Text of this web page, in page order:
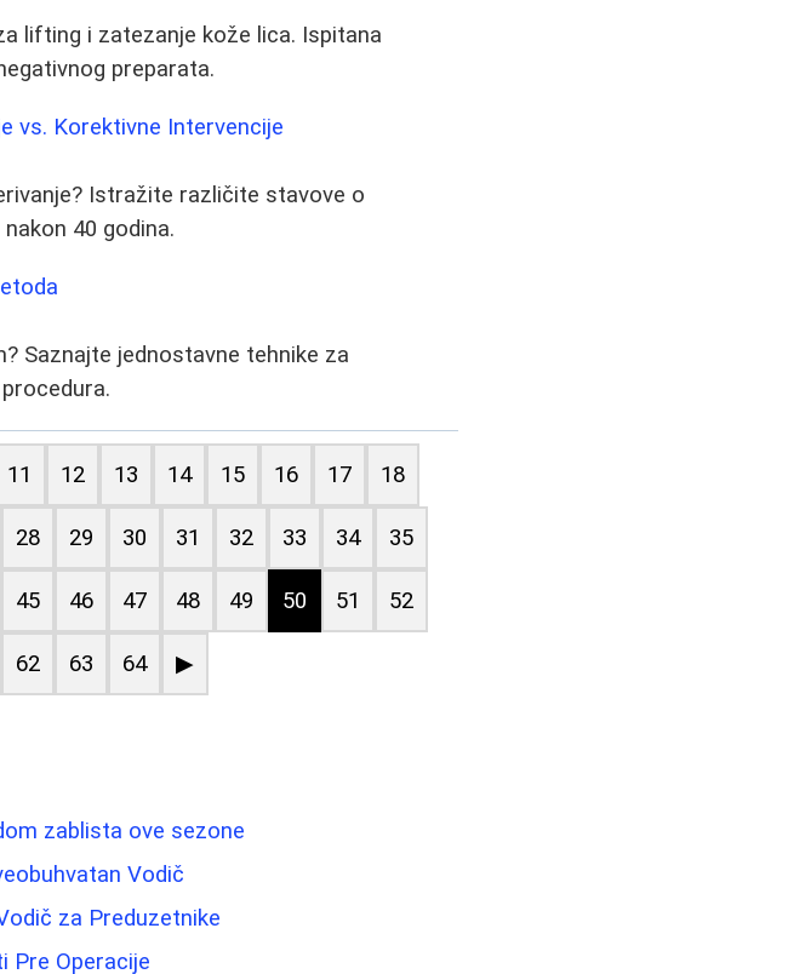
lifting i zatezanje kože lica. Ispitana
preparata.
vs. Korektivne Intervencije
Istražite različite stavove o
40 godina.
Saznajte jednostavne tehnike za
11 12 13 14 15 16 17 18
28 29 30 31 32 33 34 35
45 46 47 48 49 50 51 52
62 63 64 ▶
zablista ove sezone
Vodič
za Preduzetnike
Pre Operacije